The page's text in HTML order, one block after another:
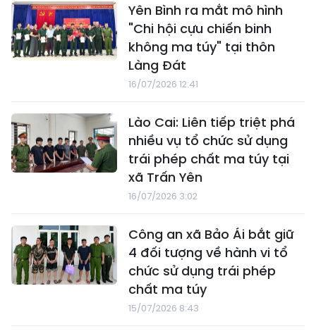
Yên Bình ra mắt mô hình
"Chi hội cựu chiến binh
không ma túy" tại thôn
Làng Đát
16/07/2026 12:41
Lào Cai: Liên tiếp triệt phá
nhiều vụ tổ chức sử dụng
trái phép chất ma túy tại
xã Trấn Yên
16/07/2026 3:02
Công an xã Bảo Ái bắt giữ
4 đối tượng về hành vi tổ
chức sử dụng trái phép
chất ma túy
15/07/2026 8:43